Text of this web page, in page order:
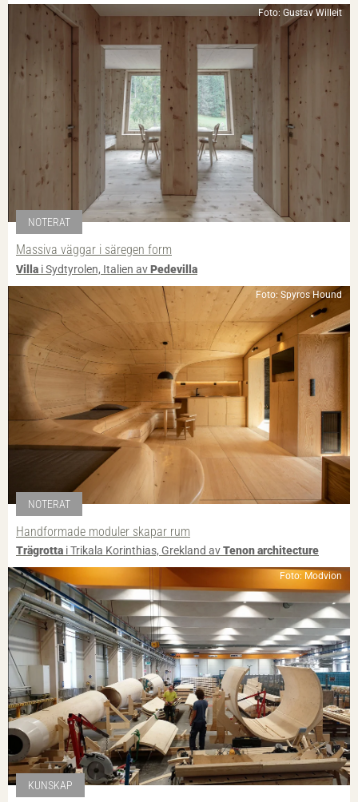
Foto: Gustav Willeit
NOTERAT
Massiva väggar i säregen form
Villa i Sydtyrolen, Italien avPedevilla
Foto: Spyros Hound
NOTERAT
Handformade moduler skapar rum
Trägrotta i Trikala Korinthias, Grekland avTenon architecture
Foto: Modvion
KUNSKAP